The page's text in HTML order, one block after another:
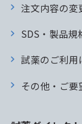
注文内容の変
SDS・製品
試薬のご利用
その他・ご要